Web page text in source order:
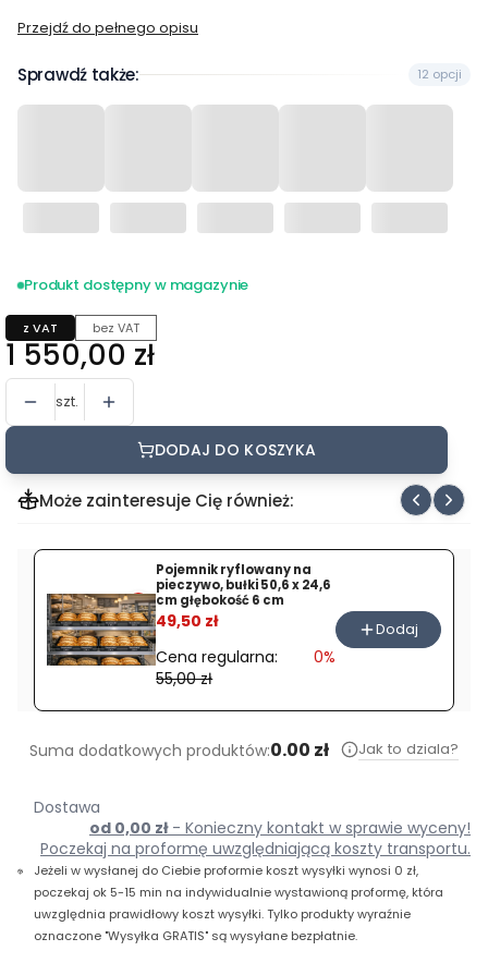
Przejdź do pełnego opisu
Sprawdź także: 12 opcji
Produkt dostępny w magazynie
z VAT bez VAT
Cena
1 550,00 zł
szt.
DODAJ DO KOSZYKA
Może zainteresuje Cię również:
%
Pojemnik ryflowany na
pieczywo, bułki 50,6 x 24,6
cm głębokość 6 cm
49,50 zł
Cena regularna:
55,00 zł
0%
Dodaj
Suma dodatkowych produktów:0.00 zł Jak to dziala?
Dostawa
od 0,00 zł - Konieczny kontakt w sprawie wyceny!
Poczekaj na proformę uwzględniającą koszty transportu.
Jeżeli w wysłanej do Ciebie proformie koszt wysyłki wynosi 0 zł,
poczekaj ok 5-15 min na indywidualnie wystawioną proformę, która
uwzględnia prawidłowy koszt wysyłki. Tylko produkty wyraźnie
oznaczone "Wysyłka GRATIS" są wysyłane bezpłatnie.